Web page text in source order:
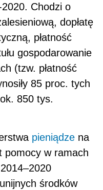
Chodzi o
dopłatę
płatność
gospodarowanie
(tzw. płatność
85 proc. tych
850 tys.
pieniądze na
pomocy w ramach
środków